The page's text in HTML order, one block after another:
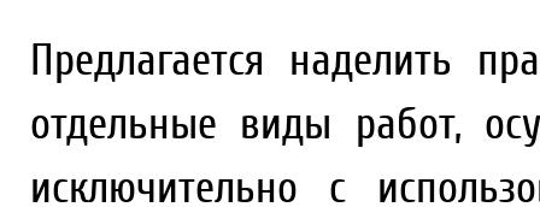
Предлагается наделить
отдельные виды работ,
исключительно с